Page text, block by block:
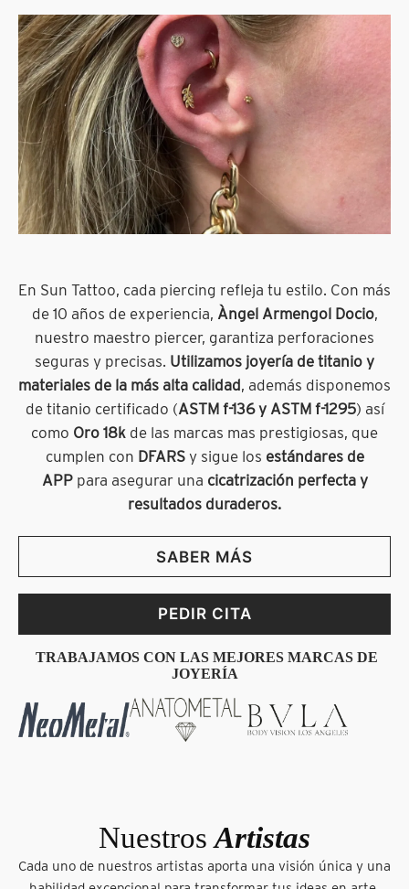
En Sun Tattoo, cada piercing refleja tu estilo. Con más
de 10 años de experiencia, Àngel Armengol Docio,
nuestro maestro piercer, garantiza perforaciones
seguras y precisas. Utilizamos joyería de titanio y
materiales de la más alta calidad, además disponemos
de titanio certificado (ASTM f-136 y ASTM f-1295) así
como Oro 18k de las marcas mas prestigiosas, que
cumplen con DFARSy sigue los estándares de
APPpara asegurar una cicatrización perfecta y
resultados duraderos.
SABER MÁS
PEDIR CITA
TRABAJAMOS CON LAS MEJORES MARCAS DE
JOYERÍA
NuestrosArtistas
Cada uno de nuestros artistas aporta una visión única y una